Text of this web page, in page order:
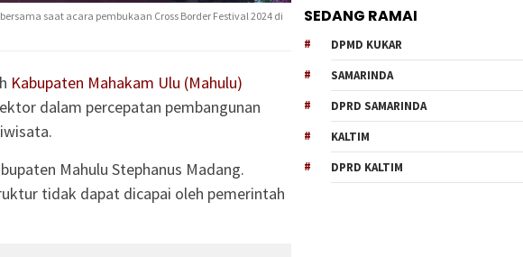
saat acara pembukaan Cross Border Festival 2024 di
Kabupaten Mahakam Ulu (Mahulu)
dalam percepatan pembangunan
Mahulu Stephanus Madang.
tidak dapat dicapai oleh pemerintah
SEDANG RAMAI
DPMD KUKAR
SAMARINDA
DPRD SAMARINDA
KALTIM
DPRD KALTIM